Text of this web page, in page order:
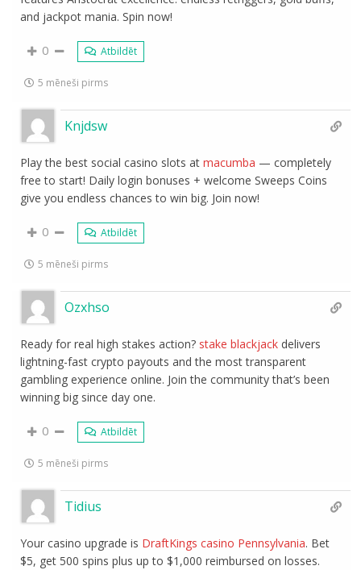
and jackpot mania. Spin now!
0 Atbildēt
5 mēneši pirms
Knjdsw
Play the best social casino slots atmacumba — completely
free to start! Daily login bonuses + welcome Sweeps Coins
give you endless chances to win big. Join now!
0 Atbildēt
5 mēneši pirms
Ozxhso
Ready for real high stakes action? stake blackjack
lightning-fast crypto payouts and the most transparent
gambling experience online. Join the community that’s been
winning big since day one.
0 Atbildēt
5 mēneši pirms
Tidius
Your casino upgrade is DraftKings casino Pennsylvania. Bet
$5, get 500 spins plus up to $1,000 reimbursed on losses.